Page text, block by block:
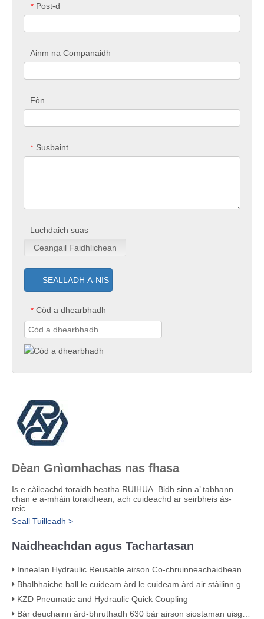
* Post-d
Ainm na Companaidh
Fòn
* Susbaint
Luchdaich suas
Ceangail Faidhlichean
SEALLADH A-NIS
* Còd a dhearbhadh
Dèan Gnìomhachas nas fhasa
Is e càileachd toraidh beatha RUIHUA. Bidh sinn a’ tabhann
chan e a-mhàin toraidhean, ach cuideachd ar seirbheis às-
reic.
Seall Tuilleadh >
Naidheachdan agus Tachartasan
Innealan Hydraulic Reusable airson Co-chruinneachaidhean Hose Àrd-bhruthadh
Bhalbhaiche ball le cuideam àrd le cuideam àrd air stàilinn gualain KHB - KHB-G3/4
KZD Pneumatic and Hydraulic Quick Coupling
Bàr deuchainn àrd-bhruthadh 630 bàr airson siostaman uisgeachaidh